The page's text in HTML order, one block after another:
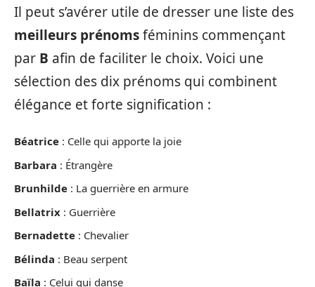
Il peut s’avérer utile de dresser une liste des
meilleurs prénomsféminins commençant
par B afin de faciliter le choix. Voici une
sélection des dix prénoms qui combinent
élégance et forte signification :
Béatrice : Celle qui apporte la joie
Barbara : Étrangère
Brunhilde : La guerrière en armure
Bellatrix : Guerrière
Bernadette : Chevalier
Bélinda : Beau serpent
Baïla : Celui qui danse